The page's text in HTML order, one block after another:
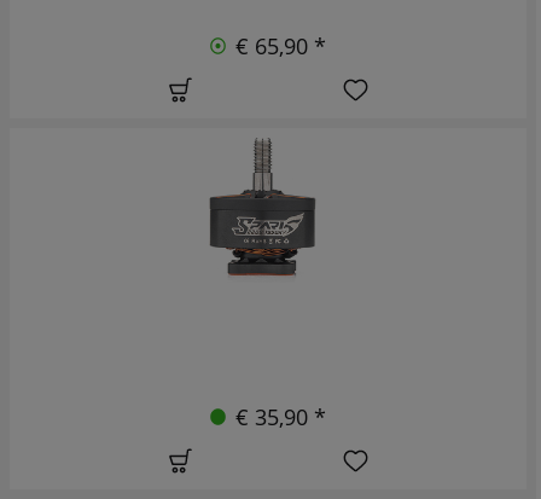
€ 65,90 *
€ 35,90 *